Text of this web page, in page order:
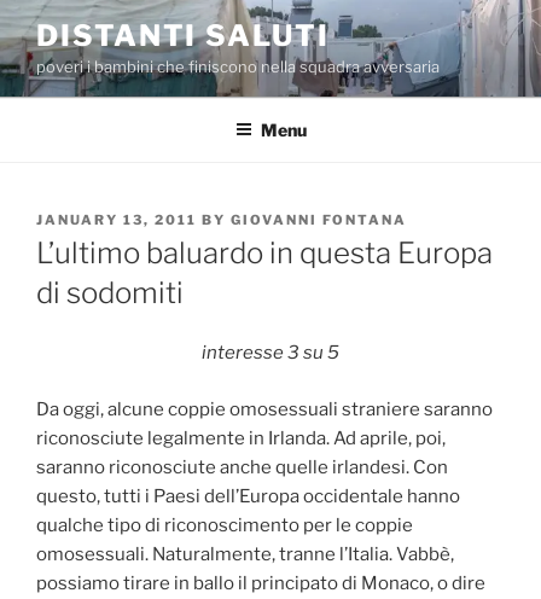
Skip
to
content
DISTANTI SALUTI
poveri i bambini che finiscono nella squadra avversaria
Menu
POSTED
ON
JANUARY 13, 2011 BY GIOVANNI FONTANA
L’ultimo baluardo in questa Europa
di sodomiti
interesse 3 su 5
Da oggi, alcune coppie omosessuali straniere saranno
riconosciute legalmente in Irlanda. Ad aprile, poi,
saranno riconosciute anche quelle irlandesi. Con
questo, tutti i Paesi dell’Europa occidentale hanno
qualche tipo di riconoscimento per le coppie
omosessuali. Naturalmente, tranne l’Italia. Vabbè,
possiamo tirare in ballo il principato di Monaco, o dire